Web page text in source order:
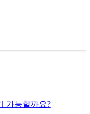
가능할까요?